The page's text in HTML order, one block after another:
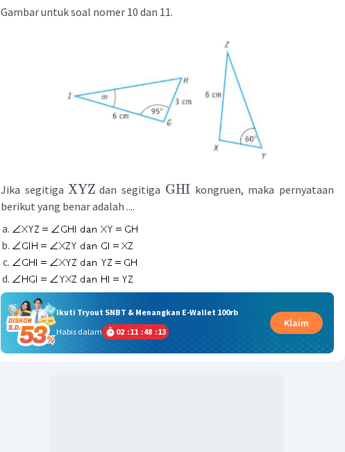
Gambar untuk soal nomer 10 dan 11.
Jika segitigaXYZ dan segitiga GHIkongruen, maka pernyataan
berikut yang benar adalah ....
Ikuti Tryout SNBT & Menangkan E-Wallet 100rb
Habis dalam
02 :11 :48 :12
Klaim